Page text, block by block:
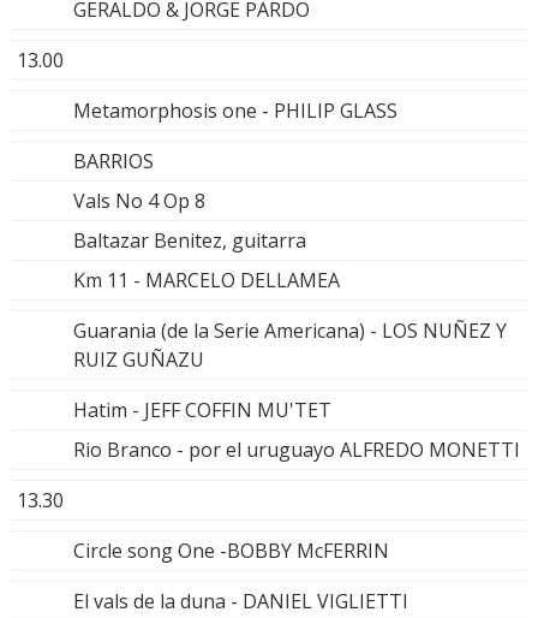
GERALDO & JORGE PARDO
13.00
Metamorphosis one - PHILIP GLASS
BARRIOS
Vals No 4 Op 8
Baltazar Benitez, guitarra
Km 11 - MARCELO DELLAMEA
Guarania (de la Serie Americana) - LOS NUÑEZ Y
RUIZ GUÑAZU
Hatim - JEFF COFFIN MU'TET
Rio Branco - por el uruguayo ALFREDO MONETTI
13.30
Circle song One -BOBBY McFERRIN
El vals de la duna - DANIEL VIGLIETTI